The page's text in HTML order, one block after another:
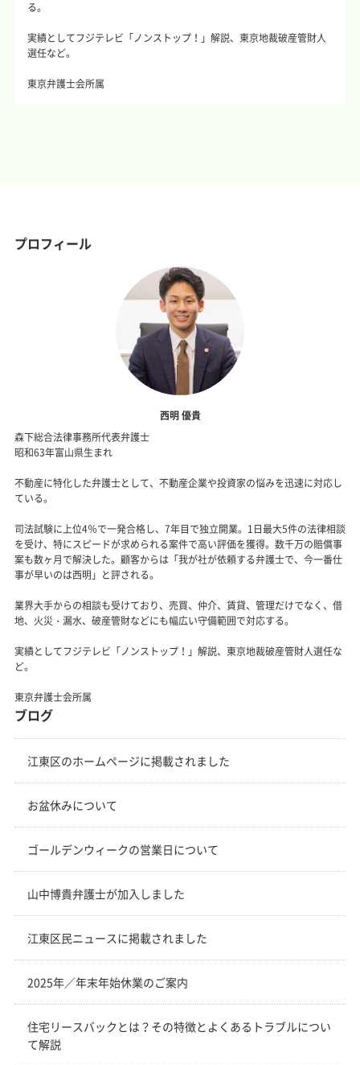
る。
実績としてフジテレビ「ノンストップ！」解説、東京地裁破産管財人
選任など。
東京弁護士会所属
プロフィール
西明 優貴
森下総合法律事務所代表弁護士
昭和63年富山県生まれ
不動産に特化した弁護士として、不動産企業や投資家の悩みを迅速に対応し
ている。
司法試験に上位4％で一発合格し、7年目で独立開業。1日最大5件の法律相談
を受け、特にスピードが求められる案件で高い評価を獲得。数千万の賠償事
案も数ヶ月で解決した。顧客からは「我が社が依頼する弁護士で、今一番仕
事が早いのは西明」と評される。
業界大手からの相談も受けており、売買、仲介、賃貸、管理だけでなく、借
地、火災・漏水、破産管財などにも幅広い守備範囲で対応する。
実績としてフジテレビ「ノンストップ！」解説、東京地裁破産管財人選任な
ど。
東京弁護士会所属
ブログ
江東区のホームページに掲載されました
お盆休みについて
ゴールデンウィークの営業日について
山中博貴弁護士が加入しました
江東区民ニュースに掲載されました
2025年／年末年始休業のご案内
住宅リースバックとは？その特徴とよくあるトラブルについ
て解説